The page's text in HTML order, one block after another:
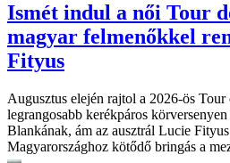
Ismét indul a női Tour
magyar felmenőkkel
Fityus
Augusztus elején rajtol a 2026-ös Tour
legrangosabb kerékpáros
Blankának, ám az ausztrál Lucie
Magyarországhoz kötődő bringás a